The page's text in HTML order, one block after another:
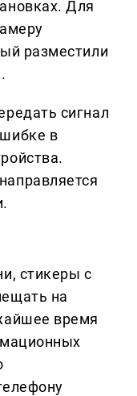
Для
разместили
сигнал
в
стикеры с
на
время